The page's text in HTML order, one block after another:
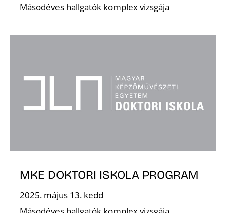
Másodéves hallgatók komplex vizsgája
MKE DOKTORI ISKOLA PROGRAM
2025. május 13. kedd